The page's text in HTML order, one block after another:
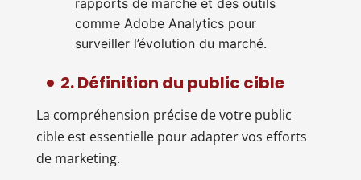
comme Adobe Analytics pour
surveiller l’évolution du marché.
2. Définition du public cible
La compréhension précise de votre public
cible est essentielle pour adapter vos efforts
de marketing.